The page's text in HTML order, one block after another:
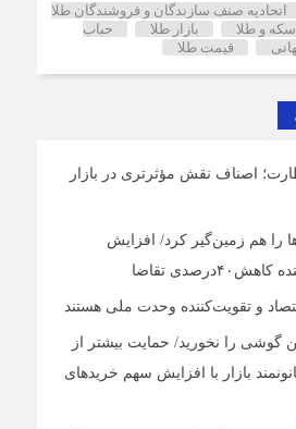
اتحادیه صنف سازندگان و فروشندگان طلا
سکه و طلا بازار طلا
حباب
قیمت طلا
اصناف نقش مؤثرتری در بازار
را هم زمین‌گیر کرد/ افزایش
و تقویت‌کننده وحدت ملی هستند
گوشی را نخورید/ حمایت بیشتر از
بازار با افزایش سهم خریدهای